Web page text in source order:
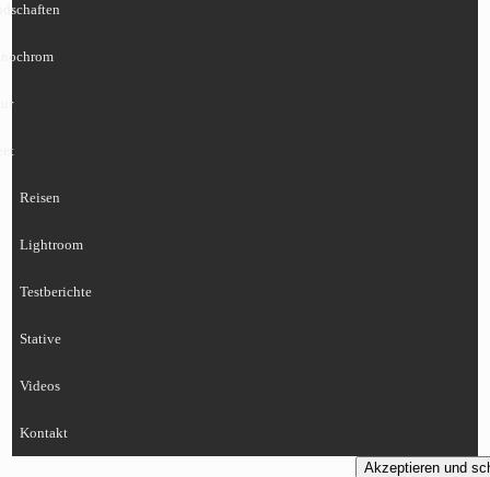
Reisen
Lightroom
Testberichte
Stative
Videos
Kontakt